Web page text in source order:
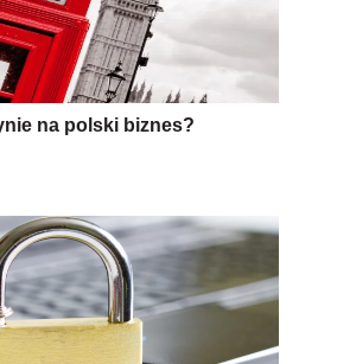
na polski biznes?